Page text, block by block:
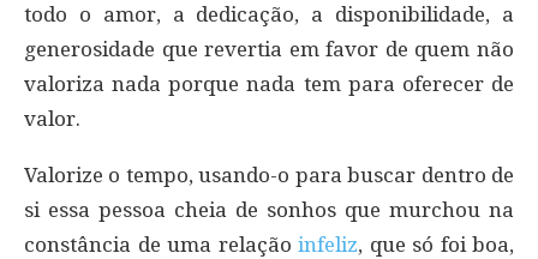
todo o amor, a dedicação, a disponibilidade, a
generosidade que revertia em favor de quem não
valoriza nada porque nada tem para oferecer de
valor.
Valorize o tempo, usando-o para buscar dentro de
si essa pessoa cheia de sonhos que murchou na
constância de uma relação infeliz, que só foi boa,